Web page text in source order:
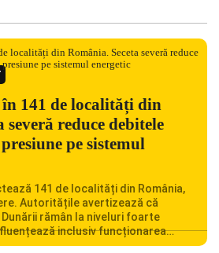
141 de localități din
severă reduce debitele
pe sistemul
141 de localități din România,
Autoritățile avertizează că
rămân la niveluri foarte
inclusiv funcționarea
Cernavodă. România se confruntă